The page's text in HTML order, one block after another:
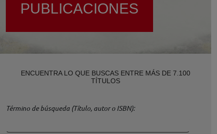
PUBLICACIONES
ENCUENTRA LO QUE BUSCAS ENTRE MÁS DE 7.100
TÍTULOS
Término de búsqueda (Título, autor o ISBN)